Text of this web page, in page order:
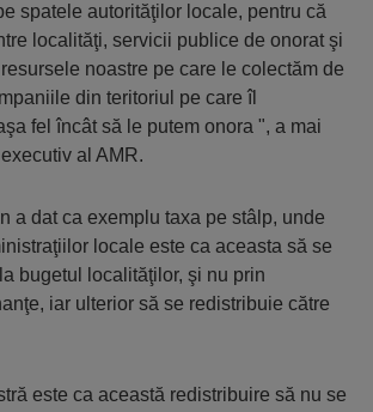
spatele autorităţilor locale, pentru că
localităţi, servicii publice de onorat şi
noastre pe care le colectăm de
din teritoriul pe care îl
fel încât să le putem onora ", a mai
al AMR.
a dat ca exemplu taxa pe stâlp, unde
locale este ca aceasta să se
bugetul localităţilor, şi nu prin
iar ulterior să se redistribuie către
este ca această redistribuire să nu se